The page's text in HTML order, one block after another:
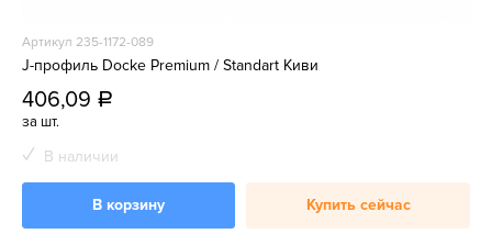
Артикул 235-1172-089
J-профиль Docke Premium / Standart Киви
406,09 a
за шт.
В наличии
В корзину Купить сейчас